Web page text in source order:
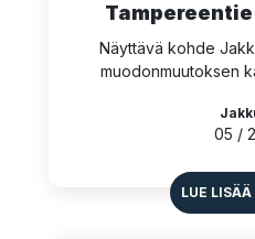
Näyttävä kohde
muodonmuutoksen
05 /
LUE LISÄÄ